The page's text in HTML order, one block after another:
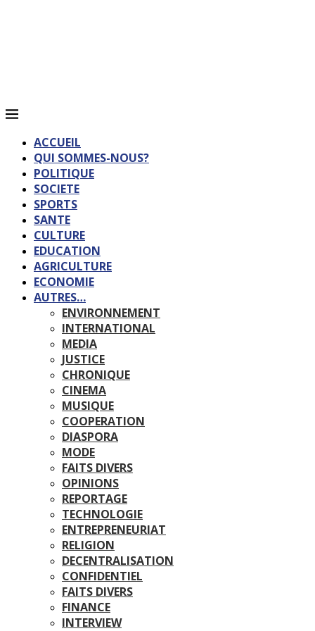
ACCUEIL
QUI SOMMES-NOUS?
POLITIQUE
SOCIETE
SPORTS
SANTE
CULTURE
EDUCATION
AGRICULTURE
ECONOMIE
AUTRES…
ENVIRONNEMENT
INTERNATIONAL
MEDIA
JUSTICE
CHRONIQUE
CINEMA
MUSIQUE
COOPERATION
DIASPORA
MODE
FAITS DIVERS
OPINIONS
REPORTAGE
TECHNOLOGIE
ENTREPRENEURIAT
RELIGION
DECENTRALISATION
CONFIDENTIEL
FAITS DIVERS
FINANCE
INTERVIEW